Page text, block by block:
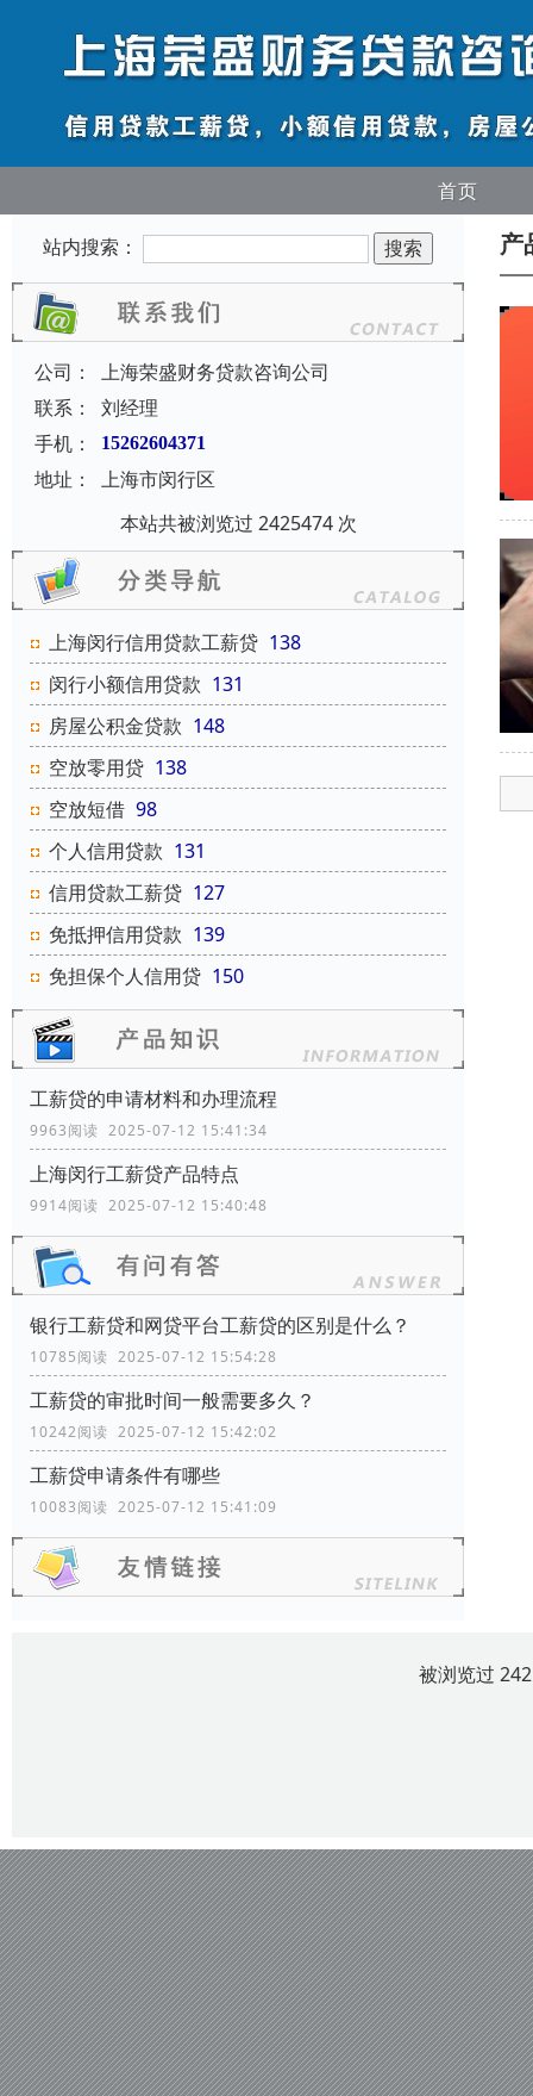
首页
站内搜索：
公司：
上海荣盛财务贷款咨询公司
联系：
刘经理
手机：
15262604371
地址：
上海市闵行区
本站共被浏览过 2425474 次
上海闵行信用贷款工薪贷 138
闵行小额信用贷款 131
房屋公积金贷款 148
空放零用贷 138
空放短借 98
个人信用贷款 131
信用贷款工薪贷 127
免抵押信用贷款 139
免担保个人信用贷 150
工薪贷的申请材料和办理流程
9963阅读 2025-07-12 15:41:34
上海闵行工薪贷产品特点
9914阅读 2025-07-12 15:40:48
银行工薪贷和网贷平台工薪贷的区别是什么？
10785阅读 2025-07-12 15:54:28
工薪贷的审批时间一般需要多久？
10242阅读 2025-07-12 15:42:02
工薪贷申请条件有哪些
10083阅读 2025-07-12 15:41:09
产
被浏览过